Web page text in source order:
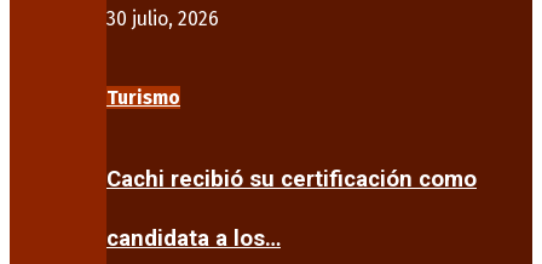
30 julio, 2026
Turismo
Cachi recibió su certificación como
candidata a los…